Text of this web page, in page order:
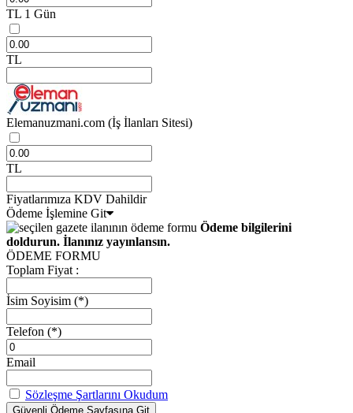
TL 1 Gün
TL
Elemanuzmani.com (İş İlanları Sitesi)
TL
Fiyatlarımıza KDV Dahildir
Ödeme İşlemine Git
Ödeme bilgilerini
doldurun. İlanınız yayınlansın.
ÖDEME FORMU
Toplam Fiyat :
İsim Soyisim (*)
Telefon (*)
Email
Sözleşme Şartlarını Okudum